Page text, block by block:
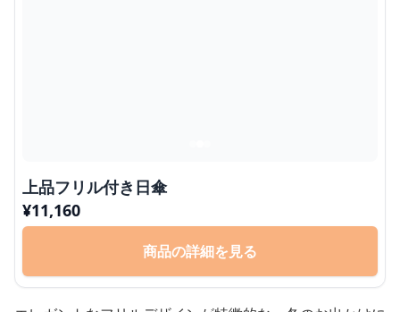
上品フリル付き日傘
¥11,160
商品の詳細を見る